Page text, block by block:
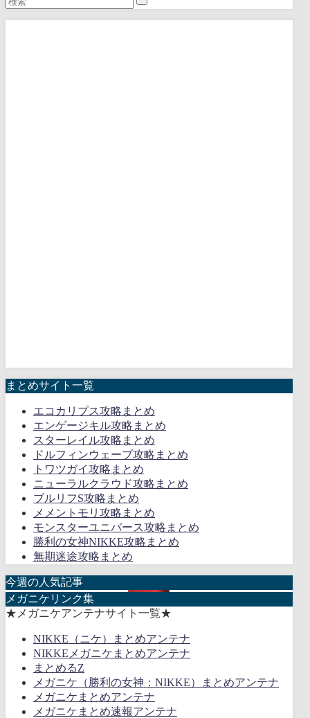
まとめサイト一覧
エコカリプス攻略まとめ
エンゲージキル攻略まとめ
スターレイル攻略まとめ
ドルフィンウェーブ攻略まとめ
トワツガイ攻略まとめ
ニューラルクラウド攻略まとめ
ブルリフS攻略まとめ
メメントモリ攻略まとめ
モンスターユニバース攻略まとめ
勝利の女神NIKKE攻略まとめ
無期迷途攻略まとめ
今週の人気記事
メガニケリンク集
★メガニケアンテナサイト一覧★
NIKKE（ニケ）まとめアンテナ
NIKKEメガニケまとめアンテナ
まとめるZ
メガニケ（勝利の女神：NIKKE）まとめアンテナ
メガニケまとめアンテナ
メガニケまとめ速報アンテナ